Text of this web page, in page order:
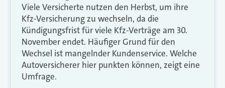
Viele Versicherte nutzen den Herbst, um ihre
Kfz-Versicherung zu wechseln, da die
Kündigungsfrist für viele Kfz-Verträge am 30.
November endet. Häufiger Grund für den
Wechsel ist mangelnder Kundenservice. Welche
Autoversicherer hier punkten können, zeigt eine
Umfrage.